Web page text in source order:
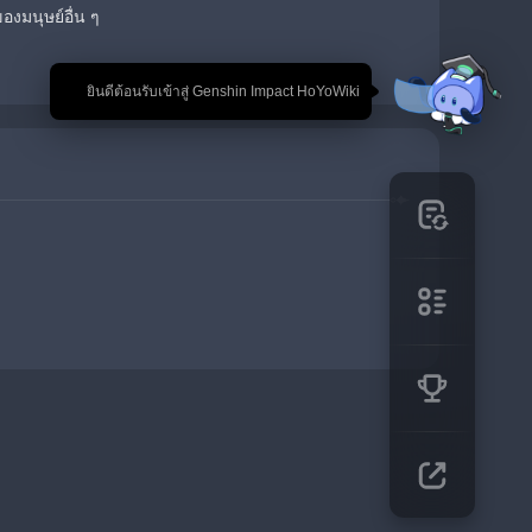
🎉 ยินดีต้อนรับเข้าสู่ Genshin Impact HoYoWiki
องมนุษย์อื่น ๆ